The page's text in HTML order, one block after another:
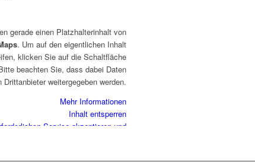
gerade einen Platzhalterinhalt von
. Um auf den eigentlichen Inhalt
klicken Sie auf die Schaltfläche
beachten Sie, dass dabei Daten
Drittanbieter weitergegeben werden.
Mehr Informationen
Inhalt entsperren
Service akzeptieren und